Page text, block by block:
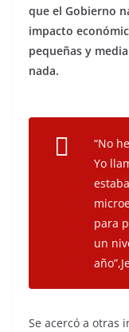
que el Gobierno
impacto
pequeñas y
nada.
“No
Yo
para
un
Se acercó a otras